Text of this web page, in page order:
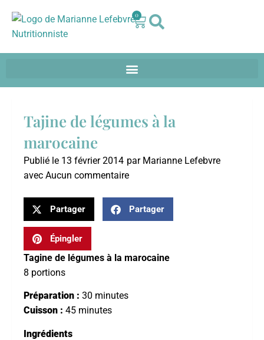
0
Tajine de légumes à la
marocaine
Publié le 13 février 2014 par Marianne Lefebvre
avec Aucun commentaire
Partager Partager
Épingler
Tagine de légumes à la marocaine
8 portions
Préparation : 30 minutes
Cuisson : 45 minutes
Ingrédients